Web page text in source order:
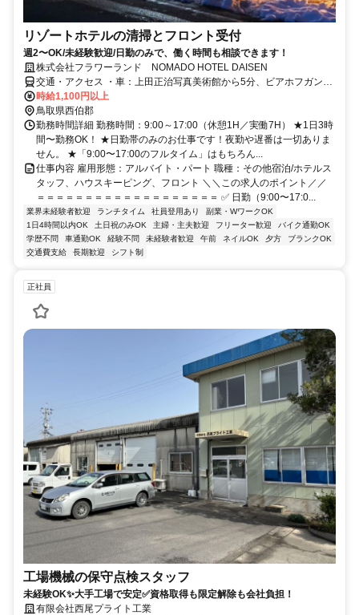
リゾートホテルの清掃とフロント受付
週2〜OK/未経験歓迎/日勤のみで、働く時間も相談できます！
株式会社フラワーランド NOMADO HOTEL DAISEN
交通・アクセス ・車：上田正治写真美術館から5分、ビアホフガンバ
リウスから２分 無料駐車場あり。 安来、陰田町、岸本、淀江、大山
町、米子から通っているスタッフさんもいます！
時給1,100円以上
鳥取県西伯郡
勤務時間詳細 勤務時間：9:00～17:00（休憩1H／実働7H） ★1日3時
間〜勤務OK！ ★日勤帯のみのお仕事です！夜勤や遅番は一切ありま
せん。 ★「9:00〜17:00のフルタイム」はもちろん...
仕事内容 雇用形態：アルバイト・パート 職種：その他宿泊/ホテルス
タッフ、ハウスキーピング、フロント ＼＼この求人のポイント／／
＝＝＝＝＝＝＝＝＝＝＝＝＝＝＝＝＝＝＝ ✅ 日勤（9:00〜17:0...
業界未経験者歓迎 ランチタイム 社員登用あり
副業・WワークOK
1日4時間以内OK
土日祝のみOK 主婦・主夫歓迎 フリーター歓迎
バイク通勤OK
学歴不問
車通勤OK 経験不問 未経験者歓迎 午前 ネイルOK 夕方
ブランクOK
交通費支給
長期歓迎 シフト制
正社員
工場機械の保守点検スタッフ
未経験OK✨大手工場で安定✅資格取得も限定解除も会社負担！
有限会社西尾プライト工業